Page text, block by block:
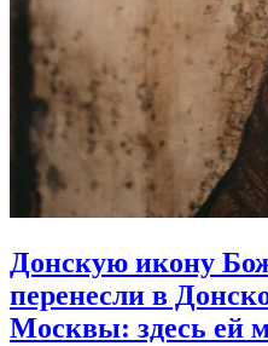
Донскую икону
перенесли в
Москвы: здесь ей